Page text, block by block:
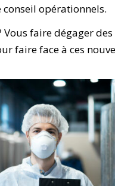
conseil opérationnels.
Vous faire dégager
faire face à ces